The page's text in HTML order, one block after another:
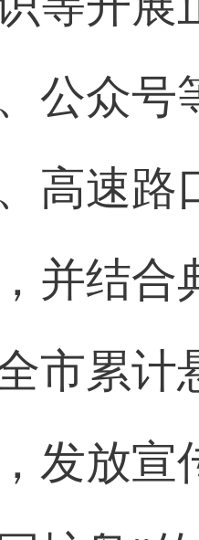
公众号
高速路
并结合
市累计
发放宣